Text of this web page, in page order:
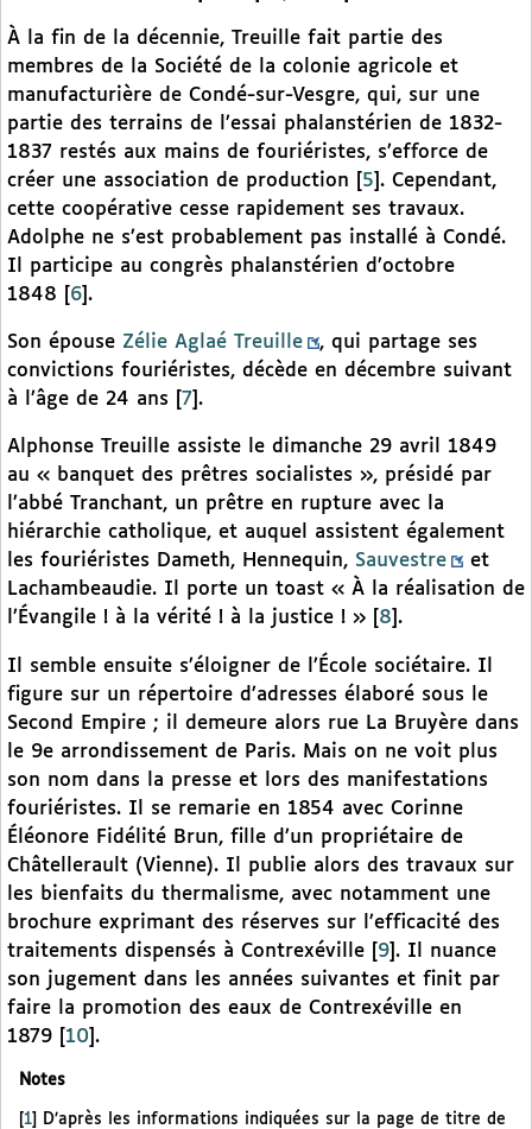
À la fin de la décennie, Treuille fait partie des
membres de la Société de la colonie agricole et
manufacturière de Condé-sur-Vesgre, qui, sur une
partie des terrains de l’essai phalanstérien de 1832-
1837 restés aux mains de fouriéristes, s’efforce de
créer une association de production
5 . Cependant,
cette coopérative cesse rapidement ses travaux.
Adolphe ne s’est probablement pas installé à Condé.
Il participe au congrès phalanstérien d’octobre
1848
6 .
Son épouse Zélie Aglaé Treuille
, qui partage ses
convictions fouriéristes, décède en décembre suivant
à l’âge de 24 ans
7 .
Alphonse Treuille assiste le dimanche 29 avril 1849
au « banquet des prêtres socialistes », présidé par
l’abbé Tranchant, un prêtre en rupture avec la
hiérarchie catholique, et auquel assistent également
les fouriéristes Dameth, Hennequin, Sauvestre
et
Lachambeaudie. Il porte un toast « À la réalisation de
l’Évangile ! à la vérité ! à la justice ! »
8 .
Il semble ensuite s’éloigner de l’École sociétaire. Il
figure sur un répertoire d’adresses élaboré sous le
Second Empire ; il demeure alors rue La Bruyère dans
le 9e arrondissement de Paris. Mais on ne voit plus
son nom dans la presse et lors des manifestations
fouriéristes. Il se remarie en 1854 avec Corinne
Éléonore Fidélité Brun, fille d’un propriétaire de
Châtellerault (Vienne). Il publie alors des travaux sur
les bienfaits du thermalisme, avec notamment une
brochure exprimant des réserves sur l’efficacité des
traitements dispensés à Contrexéville
9 . Il nuance
son jugement dans les années suivantes et finit par
faire la promotion des eaux de Contrexéville en
1879
10 .
Notes
[1] D’après les informations indiquées sur la page de titre de